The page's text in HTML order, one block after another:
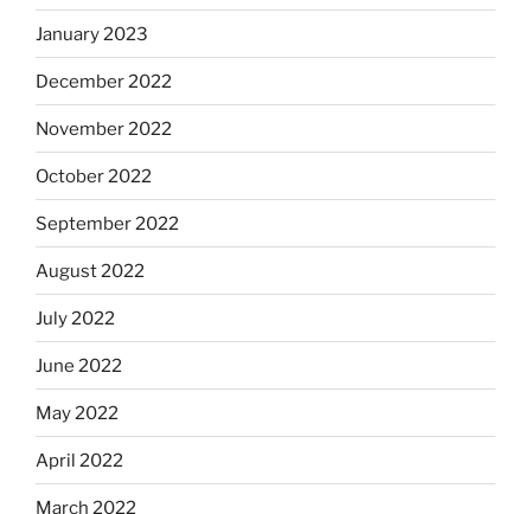
January 2023
December 2022
November 2022
October 2022
September 2022
August 2022
July 2022
June 2022
May 2022
April 2022
March 2022